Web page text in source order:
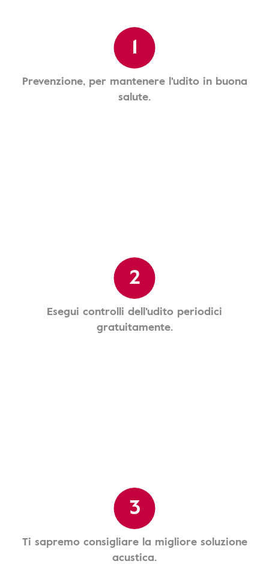
1
Prevenzione, per mantenere l'udito in buona
salute.
2
Esegui controlli dell'udito periodici
gratuitamente.
3
Ti sapremo consigliare la migliore soluzione
acustica.